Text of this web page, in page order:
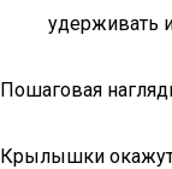
удерживать
Пошаговая
Крылышки